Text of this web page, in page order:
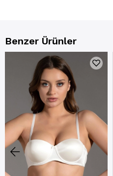
Benzer Ürünler